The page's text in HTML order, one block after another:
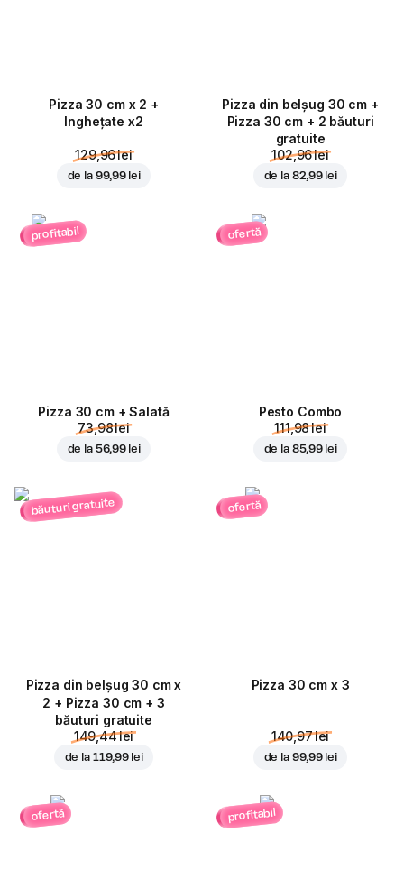
Pizza 30 cm x 2 +
Inghețate x2
129,96 lei
de la 99,99 lei
Pizza din belșug 30 cm +
Pizza 30 cm + 2 băuturi
gratuite
102,96 lei
de la 82,99 lei
profitabil
Pizza 30 cm + Salată
73,98 lei
de la 56,99 lei
ofertă
Pesto Combo
111,98 lei
de la 85,99 lei
băuturi gratuite
Pizza din belșug 30 cm x
2 + Pizza 30 cm + 3
băuturi gratuite
149,44 lei
de la 119,99 lei
ofertă
Pizza 30 cm x 3
140,97 lei
de la 99,99 lei
ofertă profitabil